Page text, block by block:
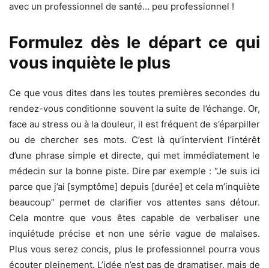
avec un professionnel de santé… peu professionnel !
Formulez dès le départ ce qui
vous inquiète le plus
Ce que vous dites dans les toutes premières secondes du
rendez-vous conditionne souvent la suite de l’échange. Or,
face au stress ou à la douleur, il est fréquent de s’éparpiller
ou de chercher ses mots. C’est là qu’intervient l’intérêt
d’une phrase simple et directe, qui met immédiatement le
médecin sur la bonne piste. Dire par exemple : “Je suis ici
parce que j’ai [symptôme] depuis [durée] et cela m’inquiète
beaucoup” permet de clarifier vos attentes sans détour.
Cela montre que vous êtes capable de verbaliser une
inquiétude précise et non une série vague de malaises.
Plus vous serez concis, plus le professionnel pourra vous
écouter pleinement. L’idée n’est pas de dramatiser, mais de